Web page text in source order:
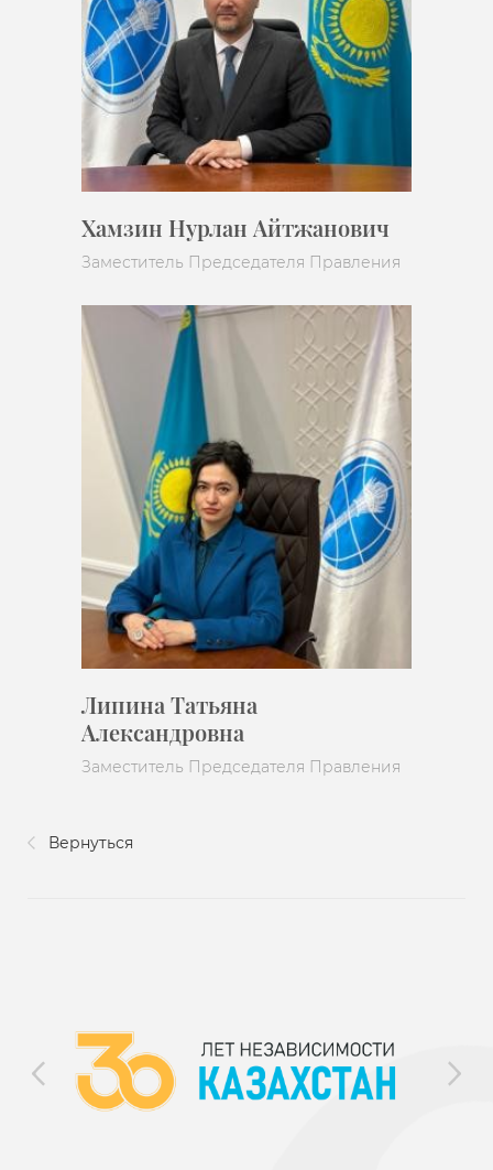
Хамзин Нурлан Айтжанович
Заместитель Председателя Правления
Липина Татьяна
Александровна
Заместитель Председателя Правления
Вернуться